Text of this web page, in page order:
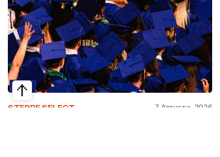
STEPPE SELECT 7 Августа, 2026